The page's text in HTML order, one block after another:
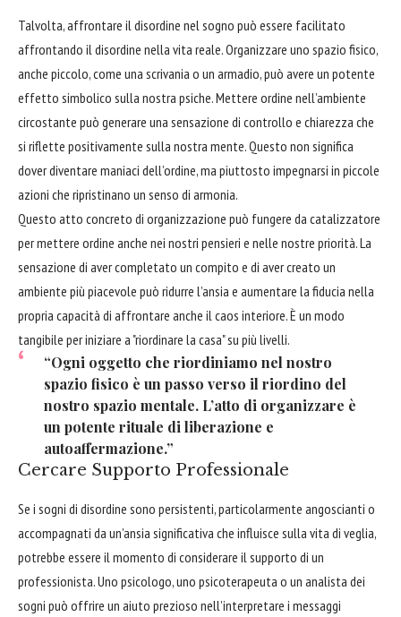
Talvolta, affrontare il disordine nel sogno può essere facilitato
affrontando il disordine nella vita reale. Organizzare uno spazio fisico,
anche piccolo, come una scrivania o un armadio, può avere un potente
effetto simbolico sulla nostra psiche. Mettere ordine nell’ambiente
circostante può generare una sensazione di controllo e chiarezza che
si riflette positivamente sulla nostra mente. Questo non significa
dover diventare maniaci dell’ordine, ma piuttosto impegnarsi in piccole
azioni che ripristinano un senso di armonia.
Questo atto concreto di organizzazione può fungere da catalizzatore
per mettere ordine anche nei nostri pensieri e nelle nostre priorità. La
sensazione di aver completato un compito e di aver creato un
ambiente più piacevole può ridurre l’ansia e aumentare la fiducia nella
propria capacità di affrontare anche il caos interiore. È un modo
tangibile per iniziare a "riordinare la casa" su più livelli.
“Ogni oggetto che riordiniamo nel nostro
spazio fisico è un passo verso il riordino del
nostro spazio mentale. L’atto di organizzare è
un potente rituale di liberazione e
autoaffermazione.”
Cercare Supporto Professionale
Se i sogni di disordine sono persistenti, particolarmente angoscianti o
accompagnati da un’ansia significativa che influisce sulla vita di veglia,
potrebbe essere il momento di considerare il supporto di un
professionista. Uno psicologo, uno psicoterapeuta o un analista dei
sogni può offrire un aiuto prezioso nell’interpretare i messaggi